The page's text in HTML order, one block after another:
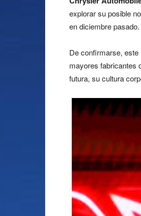
explorar su posible
en diciembre pasado.
De confirmarse,
mayores fabricantes
futura, su cultura